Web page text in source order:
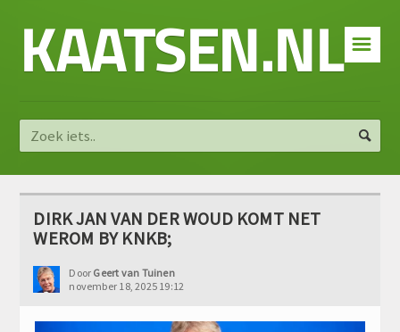
☰
KAATSEN.NL
DIRK JAN VAN DER WOUD KOMT NET
WEROM BY KNKB;
Door Geert van Tuinen
november 18, 2025 19:12